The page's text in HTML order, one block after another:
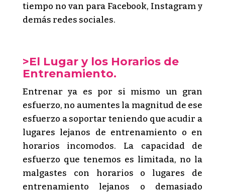
tiempo no van para Facebook, Instagram y
demás redes sociales.
>El Lugar y los Horarios de
Entrenamiento.
Entrenar ya es por si mismo un gran
esfuerzo, no aumentes la magnitud de ese
esfuerzo a soportar teniendo que acudir a
lugares lejanos de entrenamiento o en
horarios incomodos. La capacidad de
esfuerzo que tenemos es limitada, no la
malgastes con horarios o lugares de
entrenamiento lejanos o demasiado